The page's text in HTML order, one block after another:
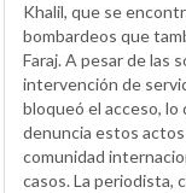
Khalil, que se
bombardeos que
Faraj. A pesar de las
intervención de
bloqueó el acceso, lo
denuncia estos actos
comunidad
casos. La periodista,